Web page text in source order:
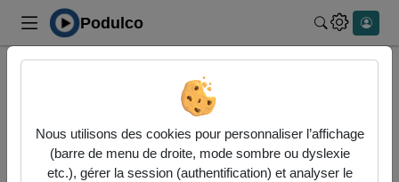
Podulco
82 vidéos trouvées
Audio Vidéo
Nous utilisons des cookies pour personnaliser l’affichage
(barre de menu de droite, mode sombre ou dyslexie
etc.), gérer la session (authentification) et analyser le